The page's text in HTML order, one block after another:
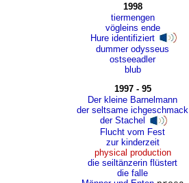
1998
tiermengen
vögleins ende
Hure identifiziert
dummer odysseus
ostseeadler
blub
1997 - 95
Der kleine Barnelmann
der seltsame ichgeschmack
der Stachel
Flucht vom Fest
zur kinderzeit
physical production
die seiltänzerin flüstert
die falle